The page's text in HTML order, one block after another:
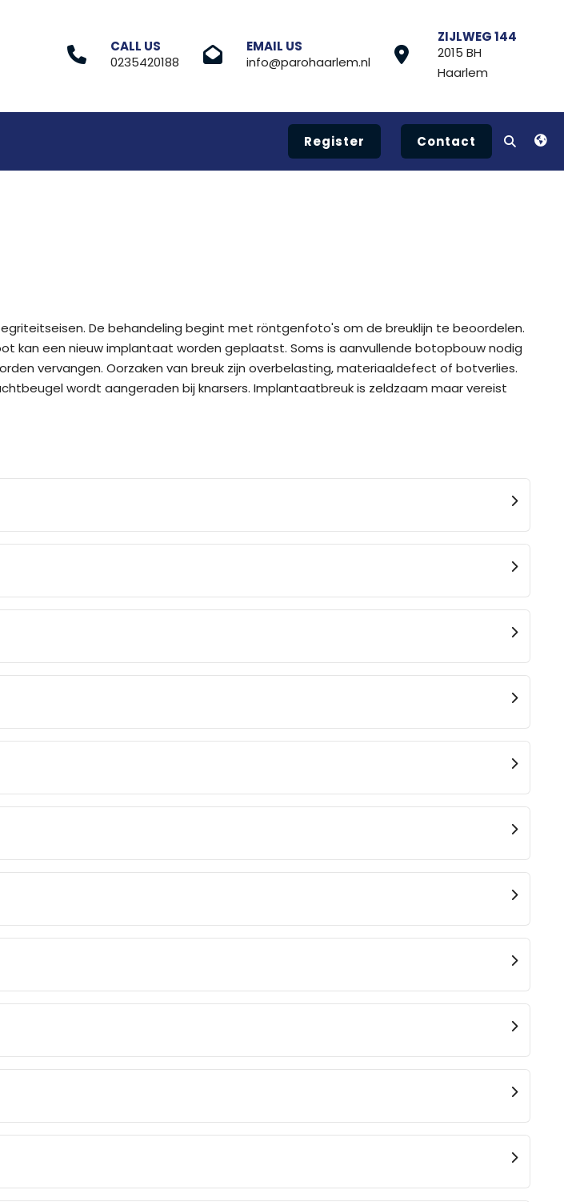
CALL US
0235420188
EMAIL US
info@parohaarlem.nl
ZIJLWEG 144
2015 BH
Haarlem
Register Contact
De behandeling begint met röntgenfoto's om de breuklijn te beoordelen.
kan een nieuw implantaat worden geplaatst. Soms is aanvullende botopbouw nodig
vervangen. Oorzaken van breuk zijn overbelasting, materiaaldefect of botverlies.
wordt aangeraden bij knarsers. Implantaatbreuk is zeldzaam maar vereist